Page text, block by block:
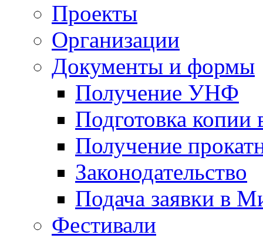
Проекты
Организации
Документы и формы
Получение УНФ
Подготовка копии
Получение
Законодательство
Подача заявки в
Фестивали